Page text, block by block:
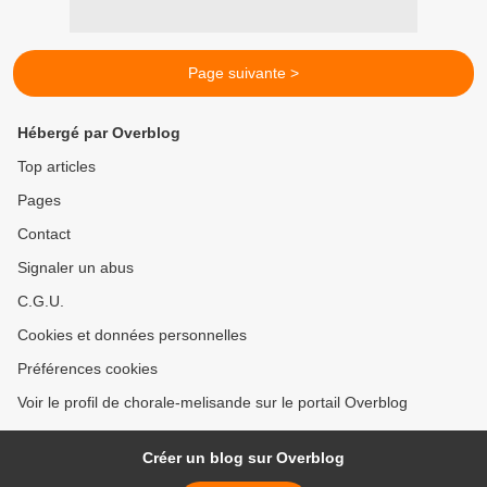
Page suivante >
Hébergé par Overblog
Top articles
Pages
Contact
Signaler un abus
C.G.U.
Cookies et données personnelles
Préférences cookies
Voir le profil de chorale-melisande sur le portail Overblog
Créer un blog sur Overblog